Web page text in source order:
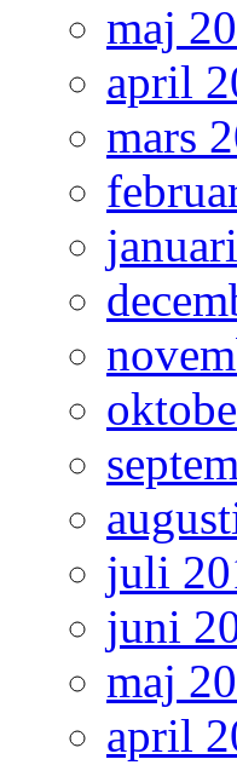
maj
april
mars
juli
juni
maj
april